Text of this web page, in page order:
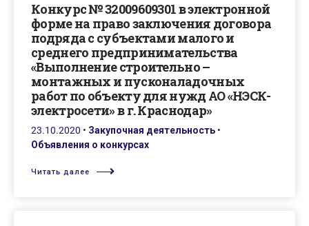
Конкурс № 32009609301 в электронной
форме на право заключения договора
подряда с субъектами малого и
среднего предпринимательства
«Выполнение строительно –
монтажных и пусконаладочных
работ по объекту для нужд АО «НЭСК-
электросети» в г. Краснодар»
23.10.2020 • Закупочная деятельность •
Объявления о конкурсах
Читать далее